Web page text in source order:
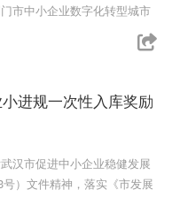
市中小企业数字化转型城市
进规一次性入库奖励
汉市促进中小企业稳健发展
）文件精神，落实《市发展